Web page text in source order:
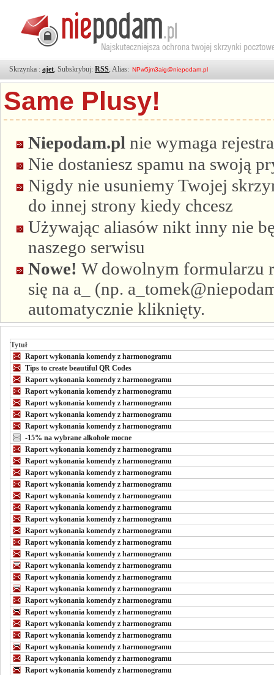
Skrzynka : ajet, Subskrybuj: RSS, Alias:
Same Plusy!
Niepodam.pl nie wymaga
Nie dostaniesz spamu na swoją
Nigdy nie usuniemy Twojej
do innej strony kiedy chcesz
Używając aliasów nikt inny nie
naszego serwisu
Nowe! W dowolnym formularzu
się na a_ (np.
automatycznie kliknięty.
Tytuł
Raport wykonania komendy z harmonogramu
Tips to create beautiful QR Codes
Raport wykonania komendy z harmonogramu
Raport wykonania komendy z harmonogramu
Raport wykonania komendy z harmonogramu
Raport wykonania komendy z harmonogramu
Raport wykonania komendy z harmonogramu
-15% na wybrane alkohole mocne
Raport wykonania komendy z harmonogramu
Raport wykonania komendy z harmonogramu
Raport wykonania komendy z harmonogramu
Raport wykonania komendy z harmonogramu
Raport wykonania komendy z harmonogramu
Raport wykonania komendy z harmonogramu
Raport wykonania komendy z harmonogramu
Raport wykonania komendy z harmonogramu
Raport wykonania komendy z harmonogramu
Raport wykonania komendy z harmonogramu
Raport wykonania komendy z harmonogramu
Raport wykonania komendy z harmonogramu
Raport wykonania komendy z harmonogramu
Raport wykonania komendy z harmonogramu
Raport wykonania komendy z harmonogramu
Raport wykonania komendy z harmonogramu
Raport wykonania komendy z harmonogramu
Raport wykonania komendy z harmonogramu
Raport wykonania komendy z harmonogramu
Raport wykonania komendy z harmonogramu